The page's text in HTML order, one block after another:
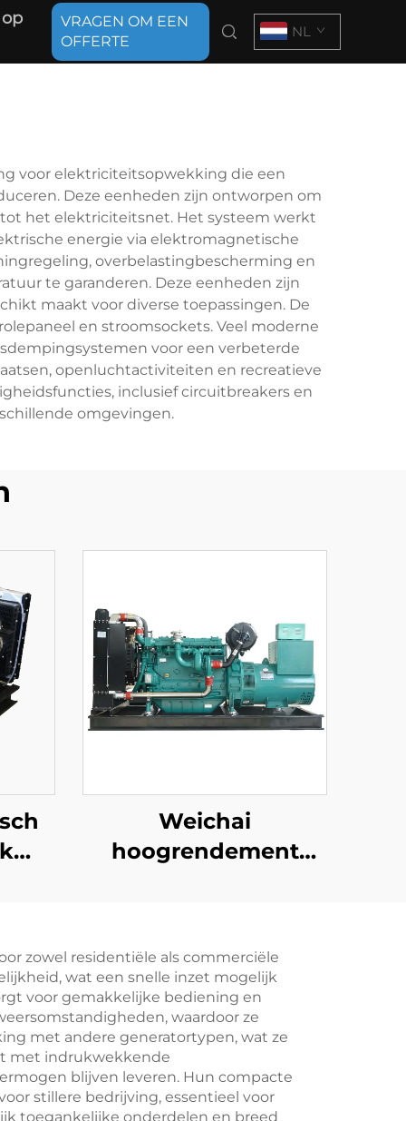
VRAGEN OM EEN
OFFERTE
NL
voor elektriciteitsopwekking die een
Deze eenheden zijn ontworpen om
het elektriciteitsnet. Het systeem werkt
energie via elektromagnetische
overbelastingbescherming en
te garanderen. Deze eenheden zijn
maakt voor diverse toepassingen. De
en stroomsockets. Veel moderne
voor een verbeterde
openluchtactiviteiten en recreatieve
inclusief circuitbreakers en
omgevingen.
Weichai
hoogrendement
dieselgeneratorset
zowel residentiële als commerciële
wat een snelle inzet mogelijk
voor gemakkelijke bediening en
waardoor ze
met andere generatortypen, wat ze
met indrukwekkende
blijven leveren. Hun compacte
stillere bedrijving, essentieel voor
toegankelijke onderdelen en breed